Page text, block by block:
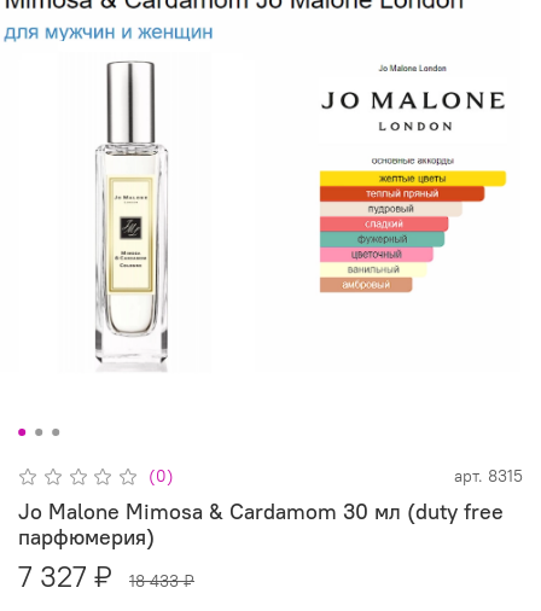
(0) арт. 8315
Jo Malone Mimosa & Cardamom 30 мл (duty free
парфюмерия)
7 327 ₽ 18 433 ₽